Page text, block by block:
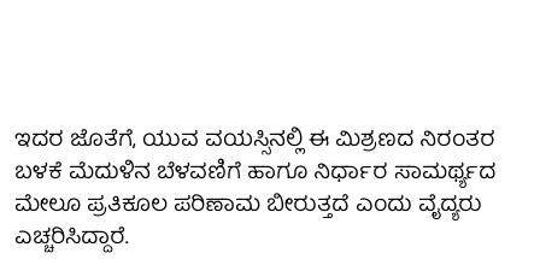
ಇದರ ಜೊತೆಗೆ, ಯುವ ವಯಸ್ಸಿನಲ್ಲಿ ಈ ಮಿಶ್ರಣದ ನಿರಂತರ
ಬಳಕೆ ಮೆದುಳಿನ ಬೆಳವಣಿಗೆ ಹಾಗೂ ನಿರ್ಧಾರ ಸಾಮರ್ಥ್ಯದ
ಮೇಲೂ ಪ್ರತಿಕೂಲ ಪರಿಣಾಮ ಬೀರುತ್ತದೆ ಎಂದು ವೈದ್ಯರು
ಎಚ್ಚರಿಸಿದ್ದಾರೆ.